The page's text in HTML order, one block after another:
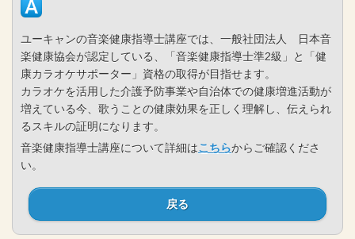
ユーキャンの音楽健康指導士講座では、一般社団法人 日本音
楽健康協会が認定している、「音楽健康指導士準2級」と「健
康カラオケサポーター」資格の取得が目指せます。
カラオケを活用した介護予防事業や自治体での健康増進活動が
増えている今、歌うことの健康効果を正しく理解し、伝えられ
るスキルの証明になります。
音楽健康指導士講座について詳細はこちらからご確認くださ
い。
戻る